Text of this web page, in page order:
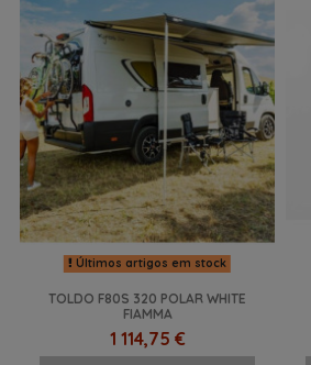
Últimos artigos em stock
TOLDO F80S 320 POLAR WHITE
FIAMMA
1 114,75 €